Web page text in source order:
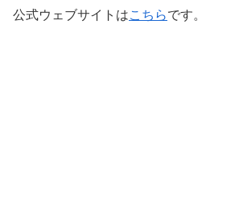
公式ウェブサイトはこちらです。